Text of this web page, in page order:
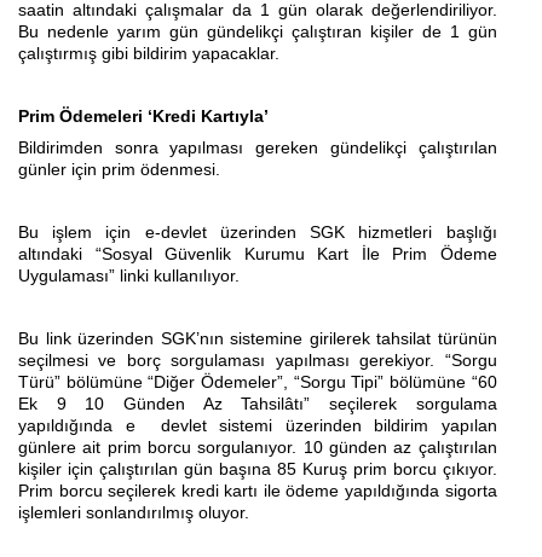
saatin altındaki çalışmalar da 1 gün olarak değerlendiriliyor.
Bu nedenle yarım gün gündelikçi çalıştıran kişiler de 1 gün
çalıştırmış gibi bildirim yapacaklar.
Prim Ödemeleri ‘Kredi Kartıyla’
Bildirimden sonra yapılması gereken gündelikçi çalıştırılan
günler için prim ödenmesi.
Bu işlem için e-devlet üzerinden SGK hizmetleri başlığı
altındaki “Sosyal Güvenlik Kurumu Kart İle Prim Ödeme
Uygulaması” linki kullanılıyor.
Bu link üzerinden SGK’nın sistemine girilerek tahsilat türünün
seçilmesi ve borç sorgulaması yapılması gerekiyor. “Sorgu
Türü” bölümüne “Diğer Ödemeler”, “Sorgu Tipi” bölümüne “60
Ek 9 10 Günden Az Tahsilâtı” seçilerek sorgulama
yapıldığında e devlet sistemi üzerinden bildirim yapılan
günlere ait prim borcu sorgulanıyor. 10 günden az çalıştırılan
kişiler için çalıştırılan gün başına 85 Kuruş prim borcu çıkıyor.
Prim borcu seçilerek kredi kartı ile ödeme yapıldığında sigorta
işlemleri sonlandırılmış oluyor.